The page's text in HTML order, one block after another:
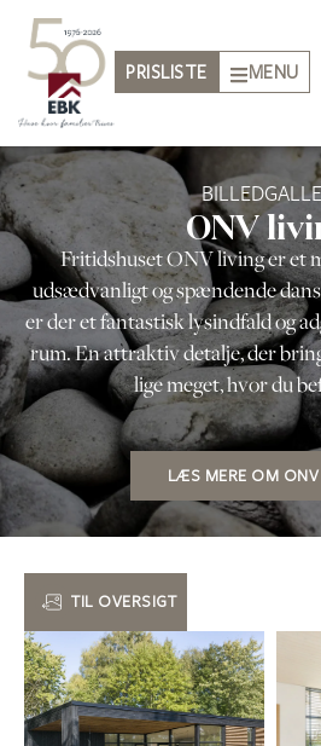
MENU
PRISLISTE
ONV
Fritidshuset ONV living er et
udsædvanligt og spændende
er der et fantastisk lysindfald og
rum. En attraktiv detalje, der
lige meget, hvor du
LÆS MERE OM ONV
TIL OVERSIGT